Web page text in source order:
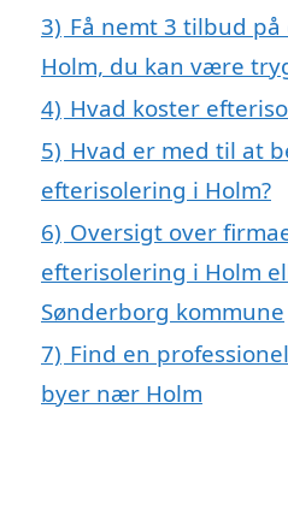
3) Få nemt 3 tilbud
Holm, du kan være
4) Hvad koster
5) Hvad er med til at
efterisolering i Holm?
6) Oversigt over
efterisolering i Holm
Sønderborg kommune
7) Find en
byer nær Holm